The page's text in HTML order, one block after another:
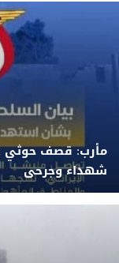
مأرب: قصف حوثي
شهداء وجرحى